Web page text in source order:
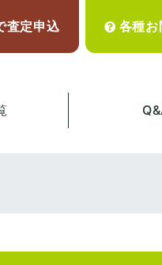
査定申込 各種